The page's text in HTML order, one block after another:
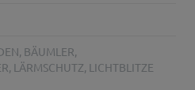
, BÄUMLER,
, LÄRMSCHUTZ, LICHTBLITZE